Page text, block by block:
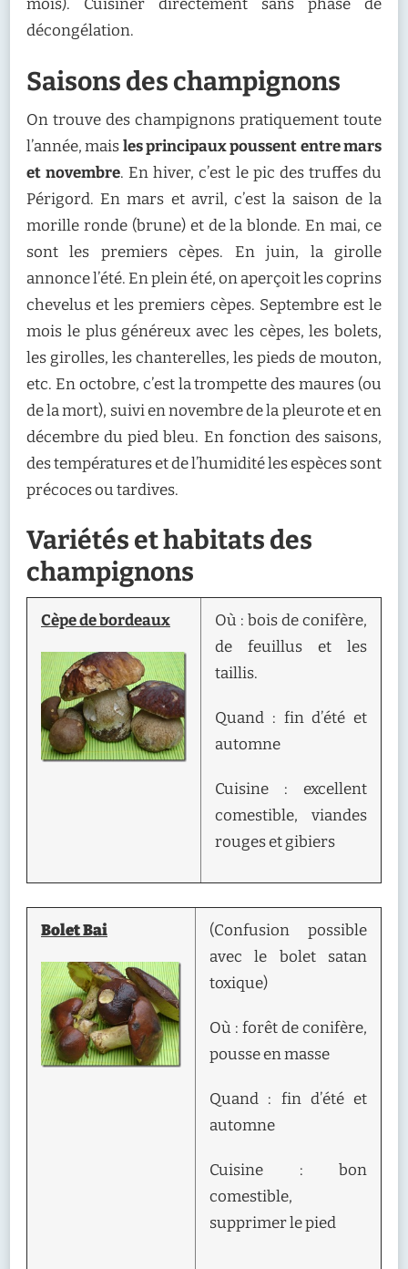
mois). Cuisiner directement sans phase de
décongélation.
Saisons des champignons
On trouve des champignons pratiquement toute
l’année, maisles principaux poussent entre mars
et novembre. En hiver, c’est le pic des truffes du
Périgord. En mars et avril, c’est la saison de la
morille ronde (brune) et de la blonde. En mai, ce
sont les premiers cèpes. En juin, la girolle
annonce l’été. En plein été, on aperçoit les coprins
chevelus et les premiers cèpes. Septembre est le
mois le plus généreux avec les cèpes, les bolets,
les girolles, les chanterelles, les pieds de mouton,
etc. En octobre, c’est la trompette des maures (ou
de la mort), suivi en novembre de la pleurote et en
décembre du pied bleu. En fonction des saisons,
des températures et de l’humidité les espèces sont
précoces ou tardives.
Variétés et habitats des
champignons
Cèpe de bordeaux
Où : bois de conifère,
de feuillus et les
taillis.
Quand : fin d’été et
automne
Cuisine : excellent
comestible, viandes
rouges et gibiers
Bolet Bai
(Confusion possible
avec le bolet satan
toxique)
Où : forêt de conifère,
pousse en masse
Quand : fin d’été et
automne
Cuisine : bon
comestible,
supprimer le pied